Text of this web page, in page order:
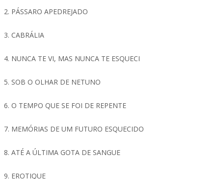
2. PÁSSARO APEDREJADO
3. CABRÁLIA
4. NUNCA TE VI, MAS NUNCA TE ESQUECI
5. SOB O OLHAR DE NETUNO
6. O TEMPO QUE SE FOI DE REPENTE
7. MEMÓRIAS DE UM FUTURO ESQUECIDO
8. ATÉ A ÚLTIMA GOTA DE SANGUE
9. EROTIQUE